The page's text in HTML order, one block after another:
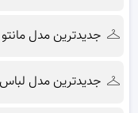
جدیدترین مدل مانتو خامه
جدیدترین مدل لباس